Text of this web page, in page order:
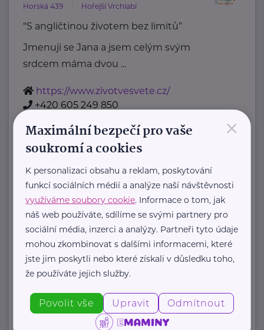
Horská 439 Hořejší Vrchlabí
“S angličtinou životem bez limitů”
Jmenuji se Jana a jsem celým svým
srdcem máma dvou ...
https://www.zivotvesvete.cz/
+420 605 249 850
Kolpingova rodina Smečno
U Zámku 5 Smečno
Jsme nestátní nezisková organizace
, která se již více než 25 let zaměřuje
na podporu rodin, ...
https://www.kolpingsmecno.cz/
+420 777 558 778
ludmila.janzurova@kolpingsmecno.cz
×
Maximální bezpečí pro vaše
soukromí a cookies
K personalizaci obsahu a reklam, poskytování
funkcí sociálních médií a analýze naší návštěvnosti
využíváme soubory cookie. Informace o tom, jak
náš web používáte, sdílíme se svými partnery pro
sociální média, inzerci a analýzy. Partneři tyto údaje
mohou zkombinovat s dalšími informacemi, které
jste jim poskytli nebo které získali v důsledku toho,
že používáte jejich služby.
Povolit vše Upravit Odmítnout